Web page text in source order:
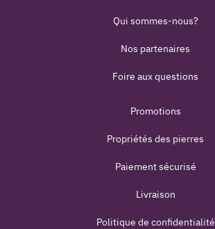
Qui sommes-nous?
Nos partenaires
Foire aux questions
Promotions
Propriétés des pierres
Paiement sécurisé
Livraison
Politique de confidentialité